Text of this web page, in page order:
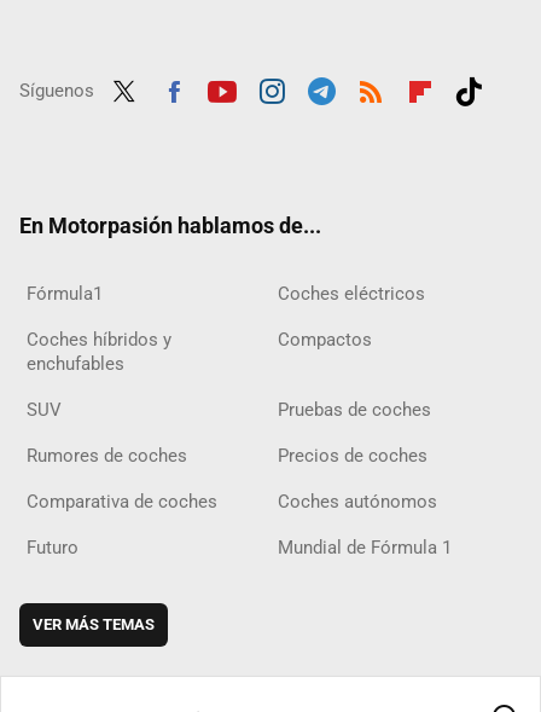
Síguenos
En Motorpasión hablamos de...
Fórmula1 Coches eléctricos
Coches híbridos y
enchufables
Compactos
SUV Pruebas de coches
Rumores de coches Precios de coches
Comparativa de coches Coches autónomos
Futuro Mundial de Fórmula 1
VER MÁS TEMAS